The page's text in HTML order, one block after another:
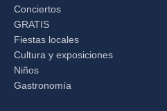
Conciertos
GRATIS
Fiestas locales
Cultura y exposiciones
Niños
Gastronomía